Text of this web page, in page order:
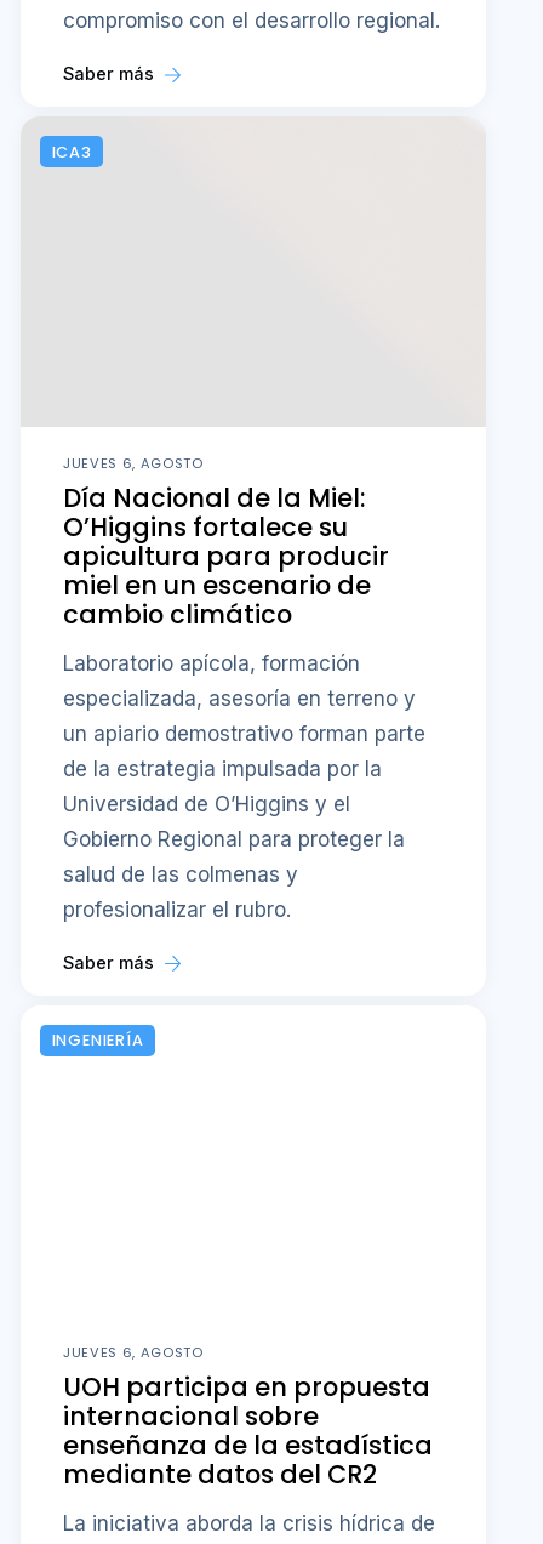
compromiso con el desarrollo regional.
Saber más
ICA3
JUEVES 6, AGOSTO
Día Nacional de la Miel:
O’Higgins fortalece su
apicultura para producir
miel en un escenario de
cambio climático
Laboratorio apícola, formación
especializada, asesoría en terreno y
un apiario demostrativo forman parte
de la estrategia impulsada por la
Universidad de O’Higgins y el
Gobierno Regional para proteger la
salud de las colmenas y
profesionalizar el rubro.
Saber más
INGENIERÍA
JUEVES 6, AGOSTO
UOH participa en propuesta
internacional sobre
enseñanza de la estadística
mediante datos del CR2
La iniciativa aborda la crisis hídrica de